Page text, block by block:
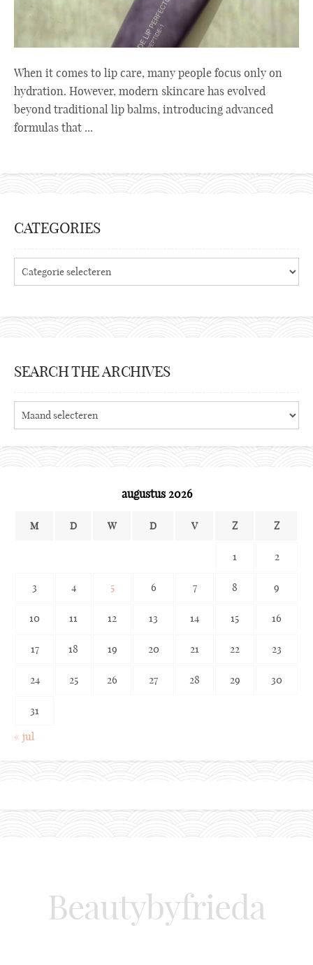
When it comes to lip care, many people focus only on
hydration. However, modern skincare has evolved
beyond traditional lip balms, introducing advanced
formulas that ...
CATEGORIES
SEARCH THE ARCHIVES
the
augustus 2026
M D W D V Z Z
1 2
3 4 5 6 7 8 9
10 11 12 13 14 15 16
17 18 19 20 21 22 23
24 25 26 27 28 29 30
31
« jul
Beautybyfrieda